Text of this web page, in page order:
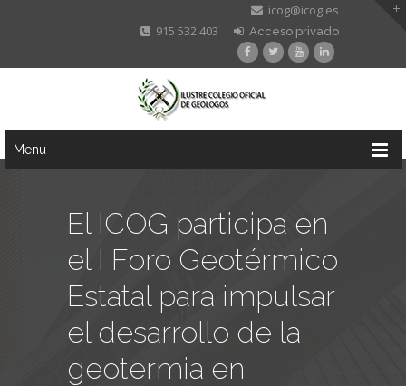
icog@icog.es
915 532 403
Acceso privado
Menu
El ICOG participa en
el I Foro Geotérmico
Estatal para impulsar
el desarrollo de la
geotermia en